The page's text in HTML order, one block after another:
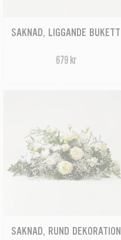
SAKNAD, LIGGANDE BUKETT
679 kr
SAKNAD, RUND DEKORATION